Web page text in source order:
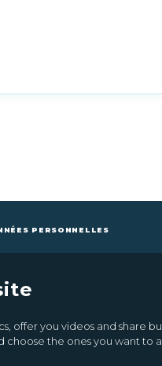
PERSONNELLES
you videos and share
the ones you want to